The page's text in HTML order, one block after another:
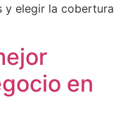
y elegir la cobertura
en